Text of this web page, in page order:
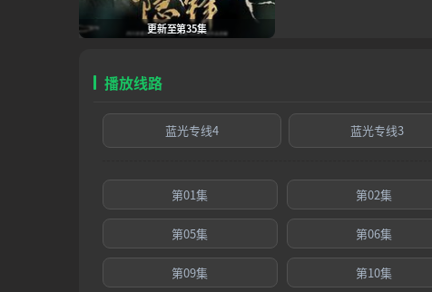
更新至第35集
播放线路
蓝光专线4 蓝光专线3
第01集 第02集
第05集 第06集
第09集 第10集